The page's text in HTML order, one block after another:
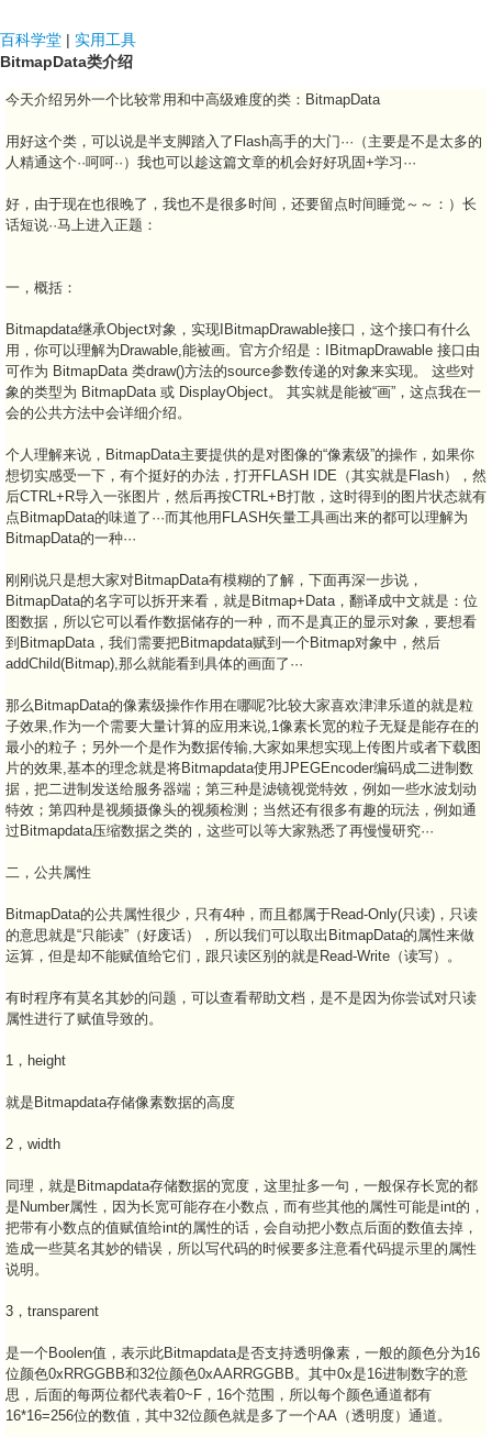
百科学堂 | 实用工具
BitmapData类介绍
今天介绍另外一个比较常用和中高级难度的类：BitmapData
用好这个类，可以说是半支脚踏入了Flash高手的大门···（主要是不是太多的
人精通这个··呵呵··）我也可以趁这篇文章的机会好好巩固+学习···
好，由于现在也很晚了，我也不是很多时间，还要留点时间睡觉～～：）长
话短说··马上进入正题：
一，概括：
Bitmapdata继承Object对象，实现IBitmapDrawable接口，这个接口有什么
用，你可以理解为Drawable,能被画。官方介绍是：IBitmapDrawable 接口由
可作为 BitmapData 类draw()方法的source参数传递的对象来实现。 这些对
象的类型为 BitmapData 或 DisplayObject。 其实就是能被“画”，这点我在一
会的公共方法中会详细介绍。
个人理解来说，BitmapData主要提供的是对图像的“像素级”的操作，如果你
想切实感受一下，有个挺好的办法，打开FLASH IDE（其实就是Flash），然
后CTRL+R导入一张图片，然后再按CTRL+B打散，这时得到的图片状态就有
点BitmapData的味道了···而其他用FLASH矢量工具画出来的都可以理解为
BitmapData的一种···
刚刚说只是想大家对BitmapData有模糊的了解，下面再深一步说，
BitmapData的名字可以拆开来看，就是Bitmap+Data，翻译成中文就是：位
图数据，所以它可以看作数据储存的一种，而不是真正的显示对象，要想看
到BitmapData，我们需要把Bitmapdata赋到一个Bitmap对象中，然后
addChild(Bitmap),那么就能看到具体的画面了···
那么BitmapData的像素级操作作用在哪呢?比较大家喜欢津津乐道的就是粒
子效果,作为一个需要大量计算的应用来说,1像素长宽的粒子无疑是能存在的
最小的粒子；另外一个是作为数据传输,大家如果想实现上传图片或者下载图
片的效果,基本的理念就是将Bitmapdata使用JPEGEncoder编码成二进制数
据，把二进制发送给服务器端；第三种是滤镜视觉特效，例如一些水波划动
特效；第四种是视频摄像头的视频检测；当然还有很多有趣的玩法，例如通
过Bitmapdata压缩数据之类的，这些可以等大家熟悉了再慢慢研究···
二，公共属性
BitmapData的公共属性很少，只有4种，而且都属于Read-Only(只读)，只读
的意思就是“只能读”（好废话），所以我们可以取出BitmapData的属性来做
运算，但是却不能赋值给它们，跟只读区别的就是Read-Write（读写）。
有时程序有莫名其妙的问题，可以查看帮助文档，是不是因为你尝试对只读
属性进行了赋值导致的。
1，height
就是Bitmapdata存储像素数据的高度
2，width
同理，就是Bitmapdata存储数据的宽度，这里扯多一句，一般保存长宽的都
是Number属性，因为长宽可能存在小数点，而有些其他的属性可能是int的，
把带有小数点的值赋值给int的属性的话，会自动把小数点后面的数值去掉，
造成一些莫名其妙的错误，所以写代码的时候要多注意看代码提示里的属性
说明。
3，transparent
是一个Boolen值，表示此Bitmapdata是否支持透明像素，一般的颜色分为16
位颜色0xRRGGBB和32位颜色0xAARRGGBB。其中0x是16进制数字的意
思，后面的每两位都代表着0~F，16个范围，所以每个颜色通道都有
16*16=256位的数值，其中32位颜色就是多了一个AA（透明度）通道。